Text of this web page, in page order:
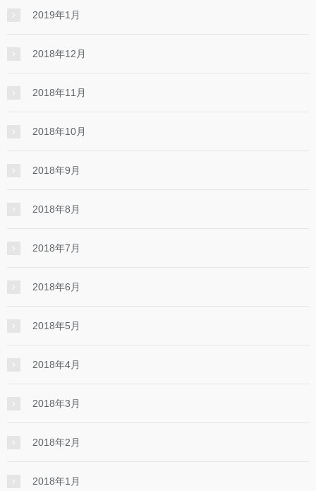
2019年1月
2018年12月
2018年11月
2018年10月
2018年9月
2018年8月
2018年7月
2018年6月
2018年5月
2018年4月
2018年3月
2018年2月
2018年1月